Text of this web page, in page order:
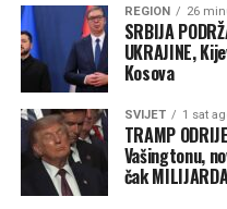
REGION 26
SRBIJA
UKRAJINE,
Kosova
SVIJET 1 sat
TRAMP
Vašingtonu,
čak